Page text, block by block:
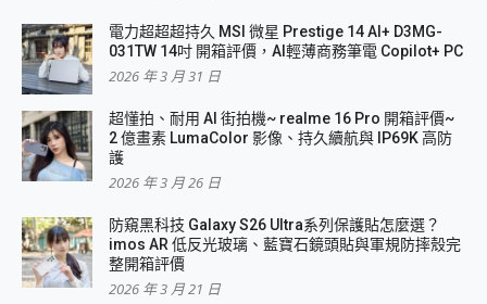
電力超超超持久 MSI 微星 Prestige 14 AI+ D3MG-
031TW 14吋 開箱評價，AI輕薄商務筆電 Copilot+ PC
2026 年 3 月 31 日
超懂拍、耐用 AI 街拍機~ realme 16 Pro 開箱評價~
2 億畫素 LumaColor 影像、持久續航與 IP69K 高防
護
2026 年 3 月 26 日
防窺黑科技 Galaxy S26 Ultra系列保護貼怎麼選？
imos AR 低反光玻璃、藍寶石鏡頭貼與軍規防摔殼完
整開箱評價
2026 年 3 月 21 日